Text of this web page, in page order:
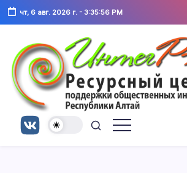
Перейтичт, 6 авг. 2026 г. - 3:35:56 PM
Ресурсный
центр
Ресурсный
Центр
общественных
инициатив
Горно-
Алтайска
«ИнтегРА»
организаций
и
гражданских
Горно-
Алтайска
Республики
Алтай